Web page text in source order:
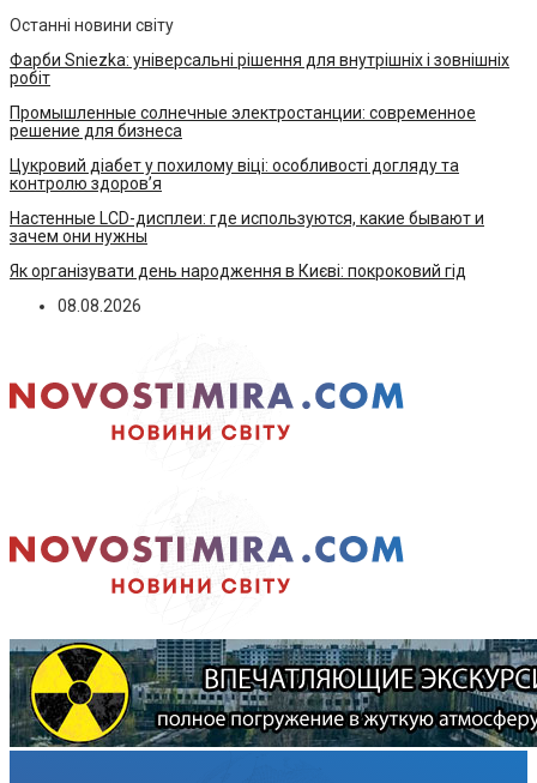
Останні новини світу
Фарби Sniezka: універсальні рішення для внутрішніх і зовнішніх
робіт
Промышленные солнечные электростанции: современное
решение для бизнеса
Цукровий діабет у похилому віці: особливості догляду та
контролю здоров’я
Настенные LCD-дисплеи: где используются, какие бывают и
зачем они нужны
Як організувати день народження в Києві: покроковий гід
08.08.2026